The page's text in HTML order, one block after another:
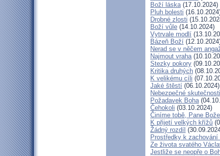
Boží láska(17.10.2024)
Pluh bolesti
Drobné zlosti
Boží vůle (14.10.2024)
Vytrvale modlí
Bázeň Boží
Nerad se v něčem
Najmout vraha
Stezky pokory
Kritika druhých
K velikému cíli
Jaké štěstí (06.10.2024)
Nebezpečné skutečnosti
Požadavek Boha
Čehokoli (03.10.2024)
Činíme tobě, Pane
K přijetí velkých křížů
Žádný rozdíl
Prostředky k
Ze života svatého
Jestliže se neopře o